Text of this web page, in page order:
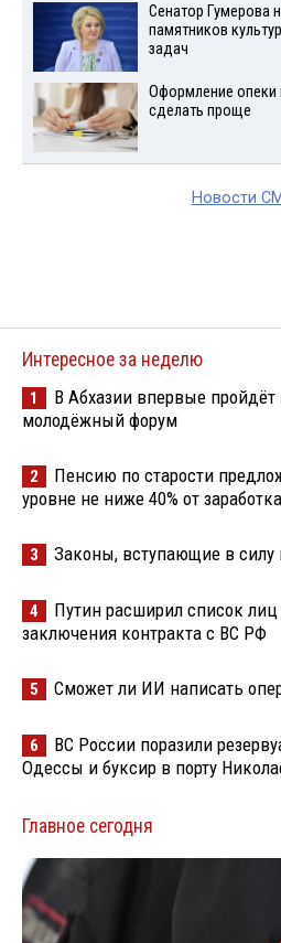
Сенатор Гумерова
памятников
задач
Оформление опеки
сделать проще
Новости
Интересное за неделю
1
В Абхазии впервые
молодёжный форум
2
Пенсию по старости
уровне не ниже 40% от заработка
3 Законы, вступающие в силу
4
Путин расширил список
заключения контракта с ВС РФ
5 Сможет ли ИИ написать
6
ВС России поразили
Одессы и буксир в порту
Главное сегодня